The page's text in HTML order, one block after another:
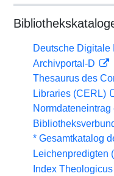
Deutsche Digitale
Archivportal-D
Thesaurus des
Libraries (CERL)
* Gesamtkatalog
Leichenpredigten
Index